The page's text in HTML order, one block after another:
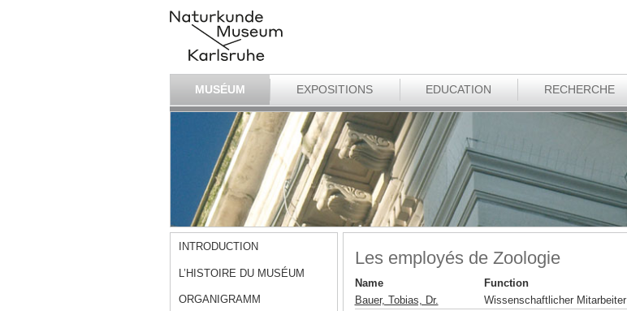
MUSÉUM EXPOSITIONS EDUCATION RECHERCHE
INTRODUCTION
L’HISTOIRE DU MUSÉUM
ORGANIGRAMM
Les employés de Zoologie
Name Function
Bauer, Tobias, Dr.
Wissenschaftlicher Mitarbeiter